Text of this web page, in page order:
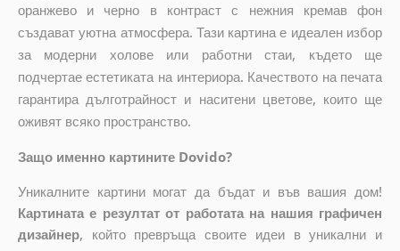
оранжево и черно в контраст с нежния кремав фон
създават уютна атмосфера. Тази картина е идеален избор
за модерни холове или работни стаи, където ще
подчертае естетиката на интериора. Качеството на печата
гарантира дълготрайност и наситени цветове, които ще
оживят всяко пространство.
Защо именно картините Dovido?
Уникалните картини могат да бъдат и във вашия дом!
Картината е резултат от работата на нашия графичен
дизайнер, койтопревръща своите идеи в уникални и